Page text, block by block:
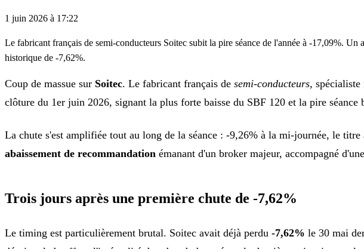
1 juin 2026 à 17:22
Le fabricant français de semi-conducteurs Soitec subit la pire séance de l'année à -17,09%.
historique de -7,62%.
Coup de massue sur Soitec. Le fabricant français de semi-conducteurs,
clôture du 1er juin 2026, signant la plus forte baisse du SBF 120 et la pire séance
La chute s'est amplifiée tout au long de la séance : -9,26% à la mi-journée, le
abaissement de recommandation émanant d'un broker majeur, accompagné
Trois jours après une première chute de -7,62%
Le timing est particulièrement brutal. Soitec avait déjà perdu -7,62% le 30 mai